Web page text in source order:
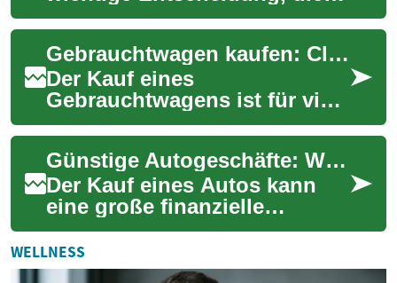
oft mit erheblichen Kosten
verbunden ist. Viele
Menschen suc...
Gebrauchtwagen kaufen: Clever sparen, sicher mobil
Der Kauf eines
Gebrauchtwagens ist für viele
Budgetbewusste eine
attraktive Möglichkeit, mobil
zu bleiben und dabei e...
Günstige Autogeschäfte: Wie Sie das beste Angebot finden
Der Kauf eines Autos kann
eine große finanzielle
Investition sein. Viele
Menschen suchen daher nach
günstigen Autoges...
WELLNESS